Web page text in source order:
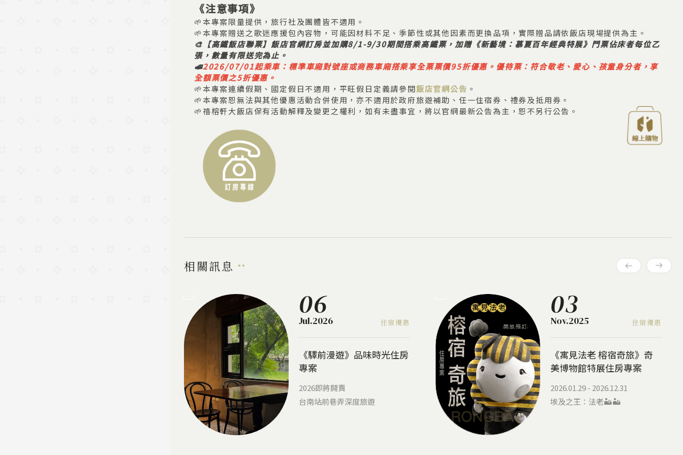
《注意事項》
🌱本專案限量提供，旅行社及團體皆不適用。
🌱本專案贈送之歌迷應援包內容物，可能因材料不足、季節性或其他因素而更換品項，實際贈品請依飯店現場提供為主。
🎨【高鐵飯店聯票】飯店官網訂房並加購8/1-9/30期間搭乘高鐵票，加贈《新藝境：慕夏百年經典特展》門票佔床者每位乙
張，數量有限送完為止。
🚅2026/07/01起乘車：標準車廂對號座或商務車廂搭乘享全票票價95折優惠。優待票：符合敬老、愛心、孩童身分者，享
全額票價之5折優惠。
🌱本專案連續假期、國定假日不適用，平旺假日定義請參閱飯店官網公告 。
🌱本專案恕無法與其他優惠活動合併使用，亦不適用於政府旅遊補助、任一住宿券、禮券及抵用券。
🌱禧榕軒大飯店保有活動解釋及變更之權利，如有未盡事宜，將以官網最新公告為主，恕不另行公告。
相關訊息
06
Jul.2026 住宿優惠
《驛前漫遊》品味時光住房
專案
2026即將開賣
台南站前巷弄深度旅遊
03
Nov.2025 住宿優惠
《寓見法老 榕宿奇旅》奇
美博物館特展住房專案
2026.01.29 - 2026.12.31
埃及之王：法老🏜️🏜️